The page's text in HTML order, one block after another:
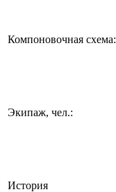
Компоновочная схема:
Экипаж, чел.:
История